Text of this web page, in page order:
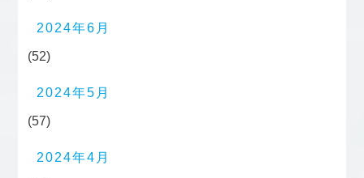
2024年6月
(52)
2024年5月
(57)
2024年4月